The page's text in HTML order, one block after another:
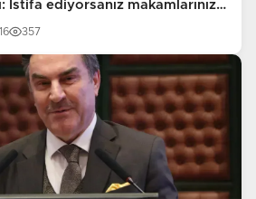
İstifa ediyorsanız makamlarınızı
357